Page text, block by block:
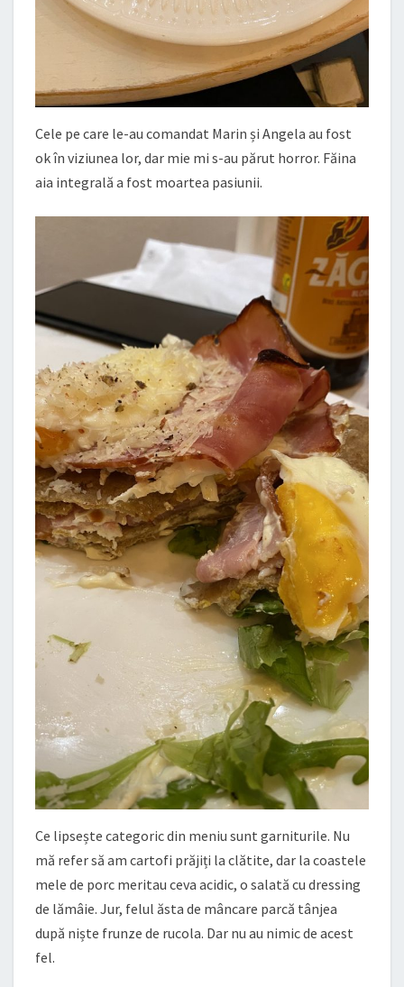
Cele pe care le-au comandat Marin și Angela au fost
ok în viziunea lor, dar mie mi s-au părut horror. Făina
aia integrală a fost moartea pasiunii.
Ce lipsește categoric din meniu sunt garniturile. Nu
mă refer să am cartofi prăjiți la clătite, dar la coastele
mele de porc meritau ceva acidic, o salată cu dressing
de lămâie. Jur, felul ăsta de mâncare parcă tânjea
după niște frunze de rucola. Dar nu au nimic de acest
fel.